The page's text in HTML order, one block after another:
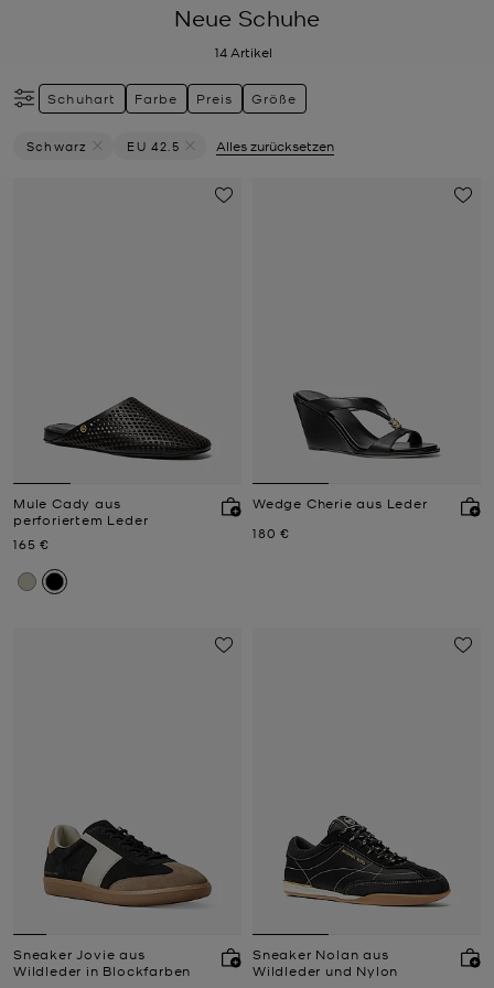
Neue Schuhe
14 Artikel
Schuhart Farbe Preis Größe
Schwarz
EU 42.5
Alles zurücksetzen
Mule Cady aus
perforiertem Leder
Jetzt
165 €
Wedge Cherie aus Leder
Jetzt
180 €
Sneaker Jovie aus
Wildleder in Blockfarben
Sneaker Nolan aus
Wildleder und Nylon